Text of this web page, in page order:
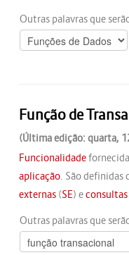
Outras palavras que
Função de
(Última edição: quarta,
Funcionalidade
aplicação. São definidas
externas(SE) e
Outras palavras que